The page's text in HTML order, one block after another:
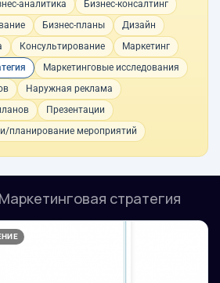
аналитика
Бизнес-консалтинг
Бизнес-планы
Дизайн
Консультирование
Маркетинг
Маркетинговые исследования
Наружная реклама
Презентации
планирование мероприятий
стратегия